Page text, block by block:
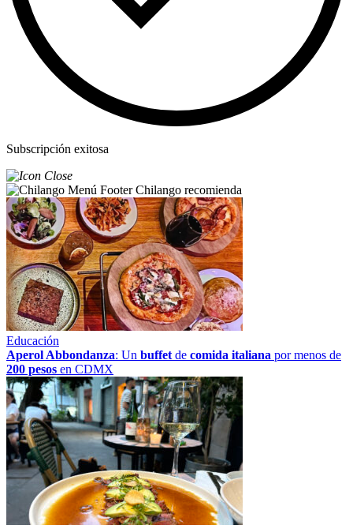
Subscripción exitosa
Chilango recomienda
Educación
Aperol Abbondanza: Un buffet de comida italiana por menos de
200 pesos en CDMX